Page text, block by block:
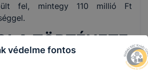
fel, mintegy 110 millió Ft
TÖRTÉNETE
TÓL 2016-IG
védelme fontos